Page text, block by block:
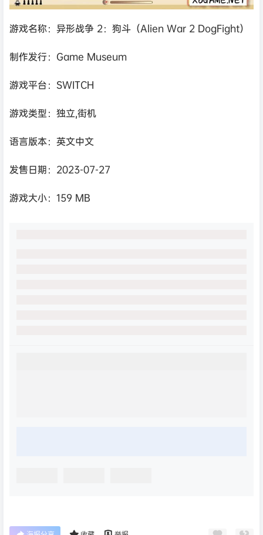
游戏名称：异形战争 2：狗斗（Alien War 2 DogFight）
制作发行：Game Museum
游戏平台：SWITCH
游戏类型：独立,街机
语言版本：英文中文
发售日期：2023-07-27
游戏大小：159 MB